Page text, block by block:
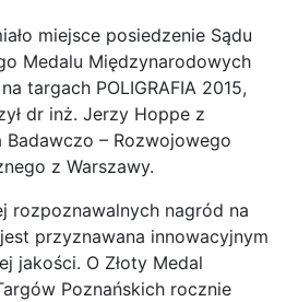
miejsce posiedzenie Sądu
Medalu Międzynarodowych
targach POLIGRAFIA 2015,
dr inż. Jerzy Hoppe z
Badawczo – Rozwojowego
z Warszawy.
rozpoznawalnych nagród na
przyznawana innowacyjnym
jakości. O Złoty Medal
Poznańskich rocznie